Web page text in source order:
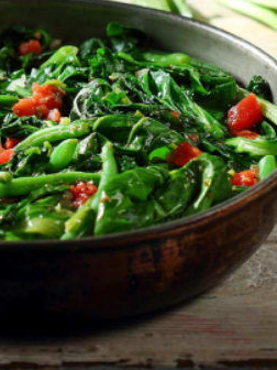
τις νόστιμες ελληνικές
γρήγορα. Κάθε περιοχή
διαφορετική συνταγή για
VG V
Εύκολη 0:30